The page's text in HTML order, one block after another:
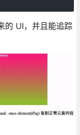
的 UI，并且能追踪